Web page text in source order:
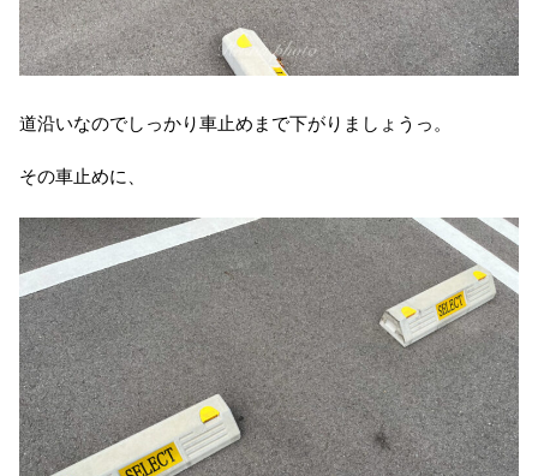
道沿いなのでしっかり車止めまで下がりましょうっ。
その車止めに、